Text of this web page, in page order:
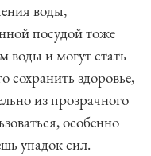
воды,
посудой тоже
воды и могут стать
здоровье,
из прозрачного
особенно
упадок сил.